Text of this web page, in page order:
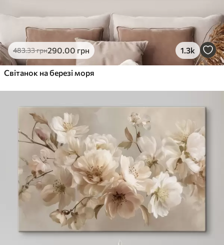
483.33грн290.00 грн 1.3k
Світанок на березі моря